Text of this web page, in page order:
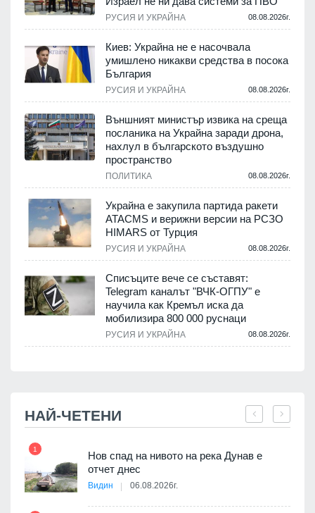
РУСИЯ И УКРАЙНА 08.08.2026г.
Киев: Украйна не е насочвала
умишлено никакви средства в посока
България
РУСИЯ И УКРАЙНА 08.08.2026г.
Външният министър извика на среща
посланика на Украйна заради дрона,
нахлул в българското въздушно
пространство
ПОЛИТИКА 08.08.2026г.
Украйна е закупила партида ракети
ATACMS и верижни версии на РСЗО
HIMARS от Турция
РУСИЯ И УКРАЙНА 08.08.2026г.
Списъците вече се съставят:
Telegram каналът "ВЧК-ОГПУ" е
научила как Кремъл иска да
мобилизира 800 000 руснаци
РУСИЯ И УКРАЙНА 08.08.2026г.
НАЙ-ЧЕТЕНИ
1
Нов спад на нивото на река Дунав е
отчет днес
Видин 06.08.2026г.